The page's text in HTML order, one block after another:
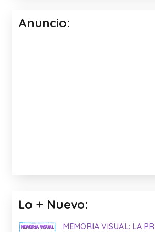
Anuncio:
Lo + Nuevo:
MEMORIA VISUAL: LA